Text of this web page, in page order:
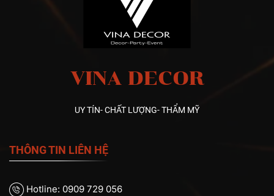
VINA DECOR
UY TÍN- CHẤT LƯỢNG- THẨM MỸ
THÔNG TIN LIÊN HỆ
Hotline: 0909 729 056